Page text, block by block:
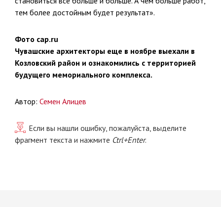
тем более достойным будет результат».
Фото cap.ru
Чувашские архитекторы еще в ноябре выехали в
Козловский район и ознакомились с территорией
будущего мемориального комплекса.
Автор: Семен Алицев
Если вы нашли ошибку, пожалуйста, выделите
фрагмент текста и нажмите Ctrl+Enter.